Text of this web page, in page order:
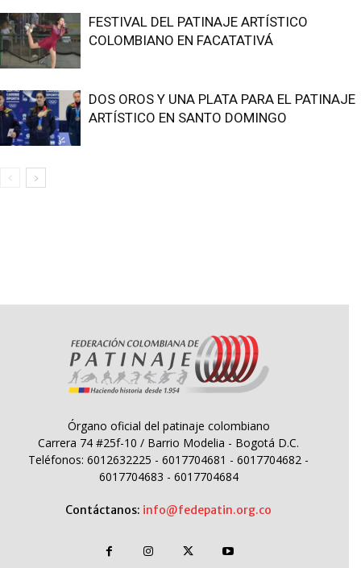
FESTIVAL DEL PATINAJE ARTÍSTICO
COLOMBIANO EN FACATATIVÁ
DOS OROS Y UNA PLATA PARA EL PATINAJE
ARTÍSTICO EN SANTO DOMINGO
Órgano oficial del patinaje colombiano
Carrera 74 #25f-10 / Barrio Modelia - Bogotá D.C.
Teléfonos: 6012632225 - 6017704681 - 6017704682 -
6017704683 - 6017704684
Contáctanos: info@fedepatin.org.co